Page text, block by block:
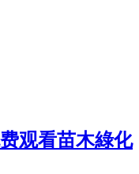
观看苗木綠化